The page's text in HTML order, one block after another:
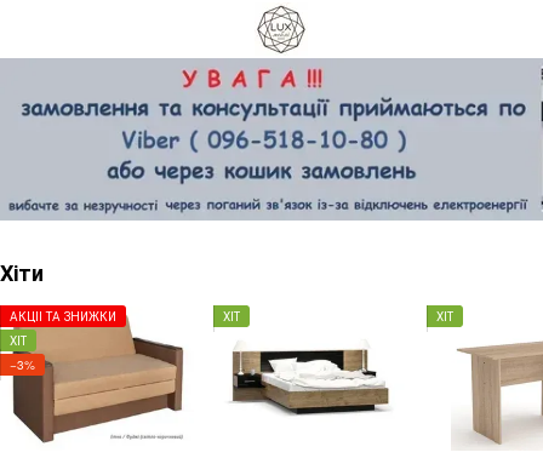
Хіти
АКЦІЇ ТА ЗНИЖКИ
ХІТ
−3%
ХІТ ХІТ